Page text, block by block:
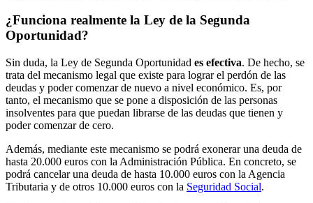
¿Funciona realmente la Ley de la Segunda
Oportunidad?
Sin duda, la Ley de Segunda Oportunidad es efectiva. De hecho, se
trata del mecanismo legal que existe para lograr el perdón de las
deudas y poder comenzar de nuevo a nivel económico. Es, por
tanto, el mecanismo que se pone a disposición de las personas
insolventes para que puedan librarse de las deudas que tienen y
poder comenzar de cero.
Además, mediante este mecanismo se podrá exonerar una deuda de
hasta 20.000 euros con la Administración Pública. En concreto, se
podrá cancelar una deuda de hasta 10.000 euros con la Agencia
Tributaria y de otros 10.000 euros con la Seguridad Social.